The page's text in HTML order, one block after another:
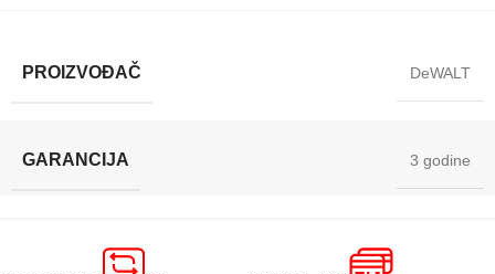
PROIZVOĐAČ DeWALT
GARANCIJA 3 godine